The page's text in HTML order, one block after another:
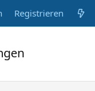
Registrieren